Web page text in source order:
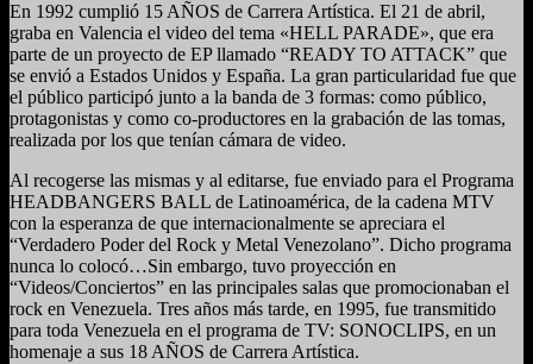
En 1992 cumplió 15 AÑOS de Carrera Artística. El 21 de abril,
graba en Valencia el video del tema «HELL PARADE», que era
parte de un proyecto de EP llamado “READY TO ATTACK” que
se envió a Estados Unidos y España. La gran particularidad fue que
el público participó junto a la banda de 3 formas: como público,
protagonistas y como co-productores en la grabación de las tomas,
realizada por los que tenían cámara de video.
Al recogerse las mismas y al editarse, fue enviado para el Programa
HEADBANGERS BALL de Latinoamérica, de la cadena MTV
con la esperanza de que internacionalmente se apreciara el
“Verdadero Poder del Rock y Metal Venezolano”. Dicho programa
nunca lo colocó…Sin embargo, tuvo proyección en
“Videos/Conciertos” en las principales salas que promocionaban el
rock en Venezuela. Tres años más tarde, en 1995, fue transmitido
para toda Venezuela en el programa de TV: SONOCLIPS, en un
homenaje a sus 18 AÑOS de Carrera Artística.